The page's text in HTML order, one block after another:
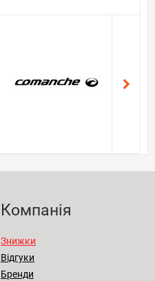
Компанія
Знижки
Відгуки
Бренди